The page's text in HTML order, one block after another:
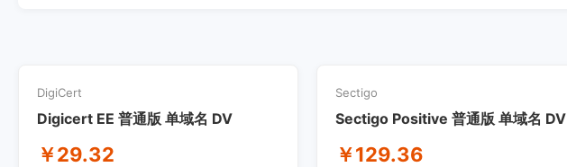
DigiCert
Digicert EE 普通版 单域名 DV
￥29.32
Sectigo
Sectigo Positive 普通版 单域名 DV
￥129.36